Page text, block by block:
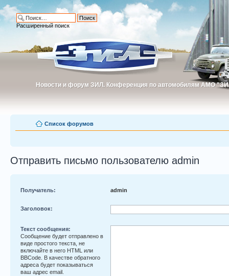
Новости и форум ЗИЛ. Конференция по автомобилям АМО
Новости и форум ЗИЛ. Конференция по автомобилям АМО
Расширенный поиск
Список форумов
Отправить письмо пользователю admin
Получатель: admin
Заголовок:
Текст сообщения:
Сообщение будет отправлено в
виде простого текста, не
включайте в него HTML или
BBCode. В качестве обратного
адреса будет показываться
ваш адрес email.